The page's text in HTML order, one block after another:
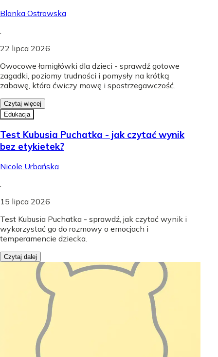
Blanka Ostrowska
.
22 lipca 2026
Owocowe łamigłówki dla dzieci - sprawdź gotowe
zagadki, poziomy trudności i pomysły na krótką
zabawę, która ćwiczy mowę i spostrzegawczość.
Czytaj więcej
Edukacja
Test Kubusia Puchatka - jak czytać wynik
bez etykietek?
Nicole Urbańska
15 lipca 2026
Test Kubusia Puchatka - sprawdź, jak czytać wynik i
wykorzystać go do rozmowy o emocjach i
temperamencie dziecka.
Czytaj dalej